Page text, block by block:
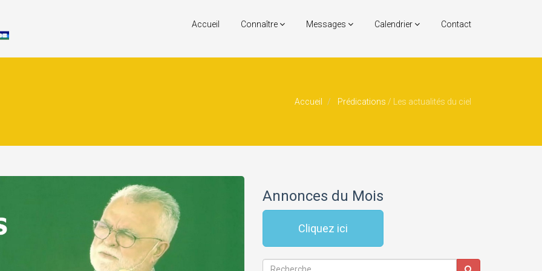
Accueil Connaître Messages Calendrier Contact
Accueil Prédications / Les actualités du ciel
Annonces du Mois
Cliquez ici